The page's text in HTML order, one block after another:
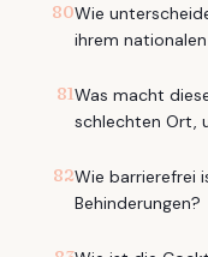
80Wie
ihrem nationalen
81Was macht
schlechten Ort,
82Wie barrierefrei
Behinderungen?